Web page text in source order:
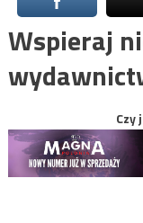
Wspieraj
Czy